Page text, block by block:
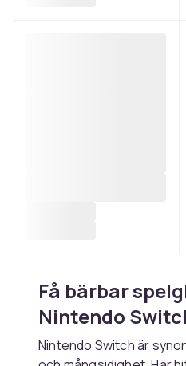
Få bärbar
Nintendo
Nintendo Switch är